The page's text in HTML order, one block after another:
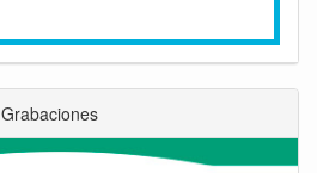
Grabaciones